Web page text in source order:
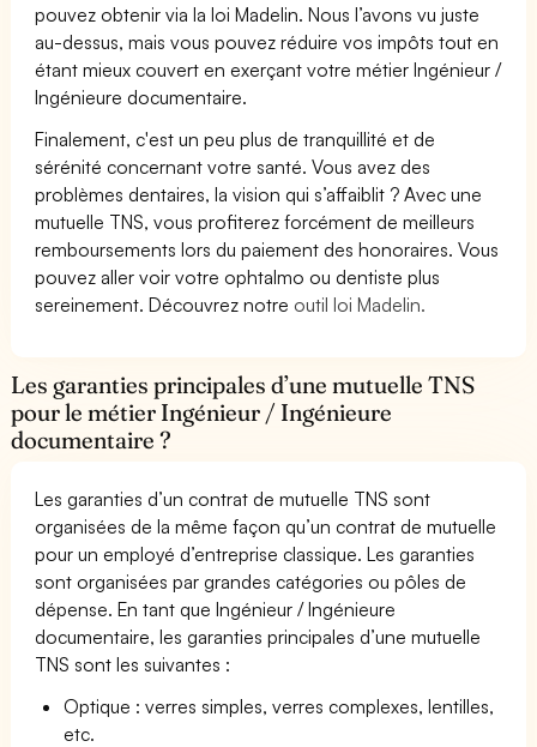
pouvez obtenir via la loi Madelin. Nous l’avons vu juste
au-dessus, mais vous pouvez réduire vos impôts tout en
étant mieux couvert en exerçant votre métier Ingénieur /
Ingénieure documentaire.
Finalement, c'est un peu plus de tranquillité et de
sérénité concernant votre santé. Vous avez des
problèmes dentaires, la vision qui s’affaiblit ? Avec une
mutuelle TNS, vous profiterez forcément de meilleurs
remboursements lors du paiement des honoraires. Vous
pouvez aller voir votre ophtalmo ou dentiste plus
sereinement. Découvrez notre outil loi Madelin.
Les garanties principales d’une mutuelle TNS
pour le métier Ingénieur / Ingénieure
documentaire ?
Les garanties d’un contrat de mutuelle TNS sont
organisées de la même façon qu’un contrat de mutuelle
pour un employé d’entreprise classique. Les garanties
sont organisées par grandes catégories ou pôles de
dépense. En tant que Ingénieur / Ingénieure
documentaire, les garanties principales d’une mutuelle
TNS sont les suivantes :
Optique : verres simples, verres complexes, lentilles,
etc.